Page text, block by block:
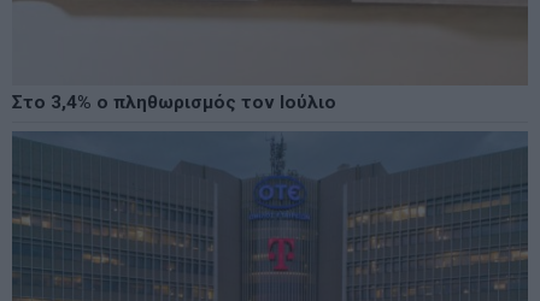
Στο 3,4% ο πληθωρισμός τον Ιούλιο